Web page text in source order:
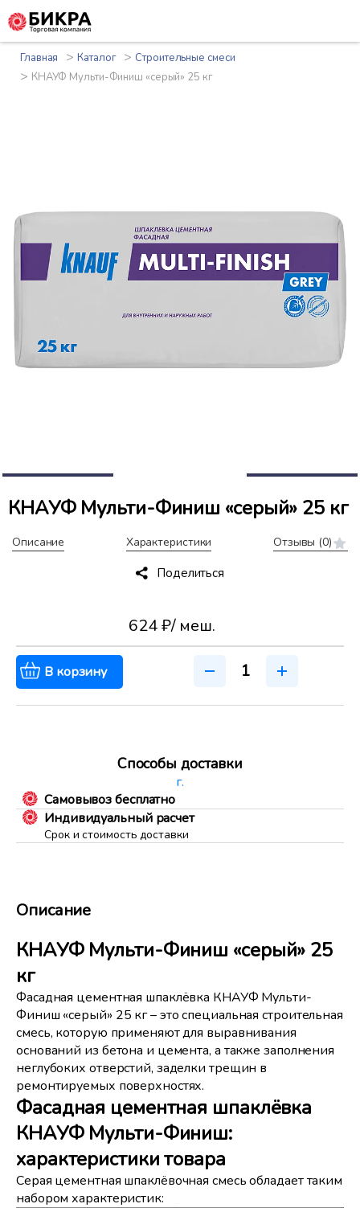
Главная >Каталог > Строительные смеси
> КНАУФ Мульти-Финиш «серый» 25 кг
КНАУФ Мульти-Финиш «серый» 25 кг
Описание Характеристики Отзывы (0)
Поделиться
624 ₽/ меш.
В корзину
Способы доставки
г.
Самовывоз бесплатно
Индивидуальный расчет
Срок и стоимость доставки
Описание
КНАУФ Мульти-Финиш «серый» 25
кг
Фасадная цементная шпаклёвка КНАУФ Мульти-
Финиш «серый» 25 кг – это специальная строительная
смесь, которую применяют для выравнивания
оснований из бетона и цемента, а также заполнения
неглубоких отверстий, заделки трещин в
ремонтируемых поверхностях.
Фасадная цементная шпаклёвка
КНАУФ Мульти-Финиш:
характеристики товара
Серая цементная шпаклёвочная смесь обладает таким
набором характеристик: